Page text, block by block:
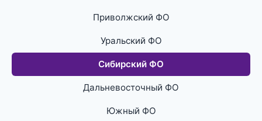
Приволжский ФО
Уральский ФО
Сибирский ФО
Дальневосточный ФО
Южный ФО